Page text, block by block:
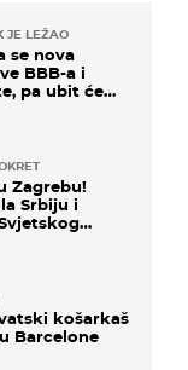
JE LEŽAO
se nova
BBB-a i
pa ubit će
Zagrebu!
Srbiju i
košarkaš
Barcelone